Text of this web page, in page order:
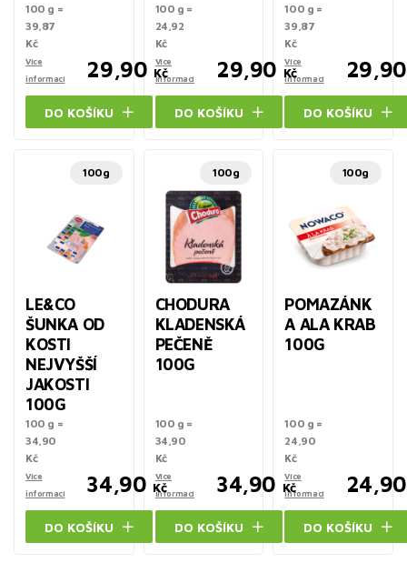
100 g =
39,87
Kč
Více
informací
29,90 Kč
DO KOŠÍKU
100 g =
24,92
Kč
Více
informací
29,90 Kč
DO KOŠÍKU
100 g =
39,87
Kč
Více
informací
29,90
DO KOŠÍKU
100g
LE&CO
ŠUNKA OD
KOSTI
NEJVYŠŠÍ
JAKOSTI
100G
100 g =
34,90
Kč
Více
informací
34,90 Kč
DO KOŠÍKU
100g
CHODURA
KLADENSKÁ
PEČENĚ
100G
100 g =
34,90
Kč
Více
informací
34,90 Kč
DO KOŠÍKU
100g
POMAZÁNK
A ALA KRAB
100G
100 g =
24,90
Kč
Více
informací
24,90
DO KOŠÍKU